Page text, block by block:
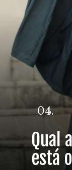
Qual
está
04.